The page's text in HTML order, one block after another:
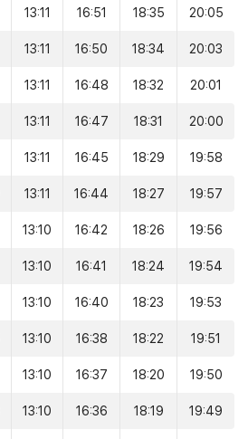
13:11 16:51 18:35 20:05
13:11 16:50 18:34 20:03
13:11 16:48 18:32 20:01
13:11 16:47 18:31 20:00
13:11 16:45 18:29 19:58
13:11 16:44 18:27 19:57
13:10 16:42 18:26 19:56
13:10 16:41 18:24 19:54
13:10 16:40 18:23 19:53
13:10 16:38 18:22 19:51
13:10 16:37 18:20 19:50
13:10 16:36 18:19 19:49